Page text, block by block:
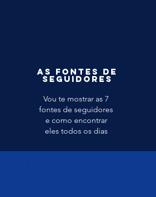
as fontes de
seguidores
Vou te mostrar as 7
fontes de seguidores
e como encontrar
eles todos os dias